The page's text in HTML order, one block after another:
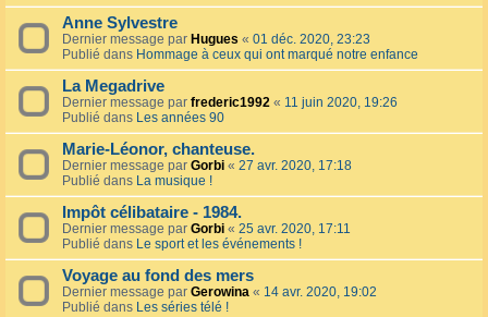
Anne Sylvestre
Dernier message par Hugues « 01 déc. 2020, 23:23
Publié dans Hommage à ceux qui ont marqué notre enfance
La Megadrive
Dernier message par frederic1992 « 11 juin 2020, 19:26
Publié dans Les années 90
Marie-Léonor, chanteuse.
Dernier message par Gorbi « 27 avr. 2020, 17:18
Publié dans La musique !
Impôt célibataire - 1984.
Dernier message par Gorbi « 25 avr. 2020, 17:11
Publié dans Le sport et les événements !
Voyage au fond des mers
Dernier message par Gerowina « 14 avr. 2020, 19:02
Publié dans Les séries télé !